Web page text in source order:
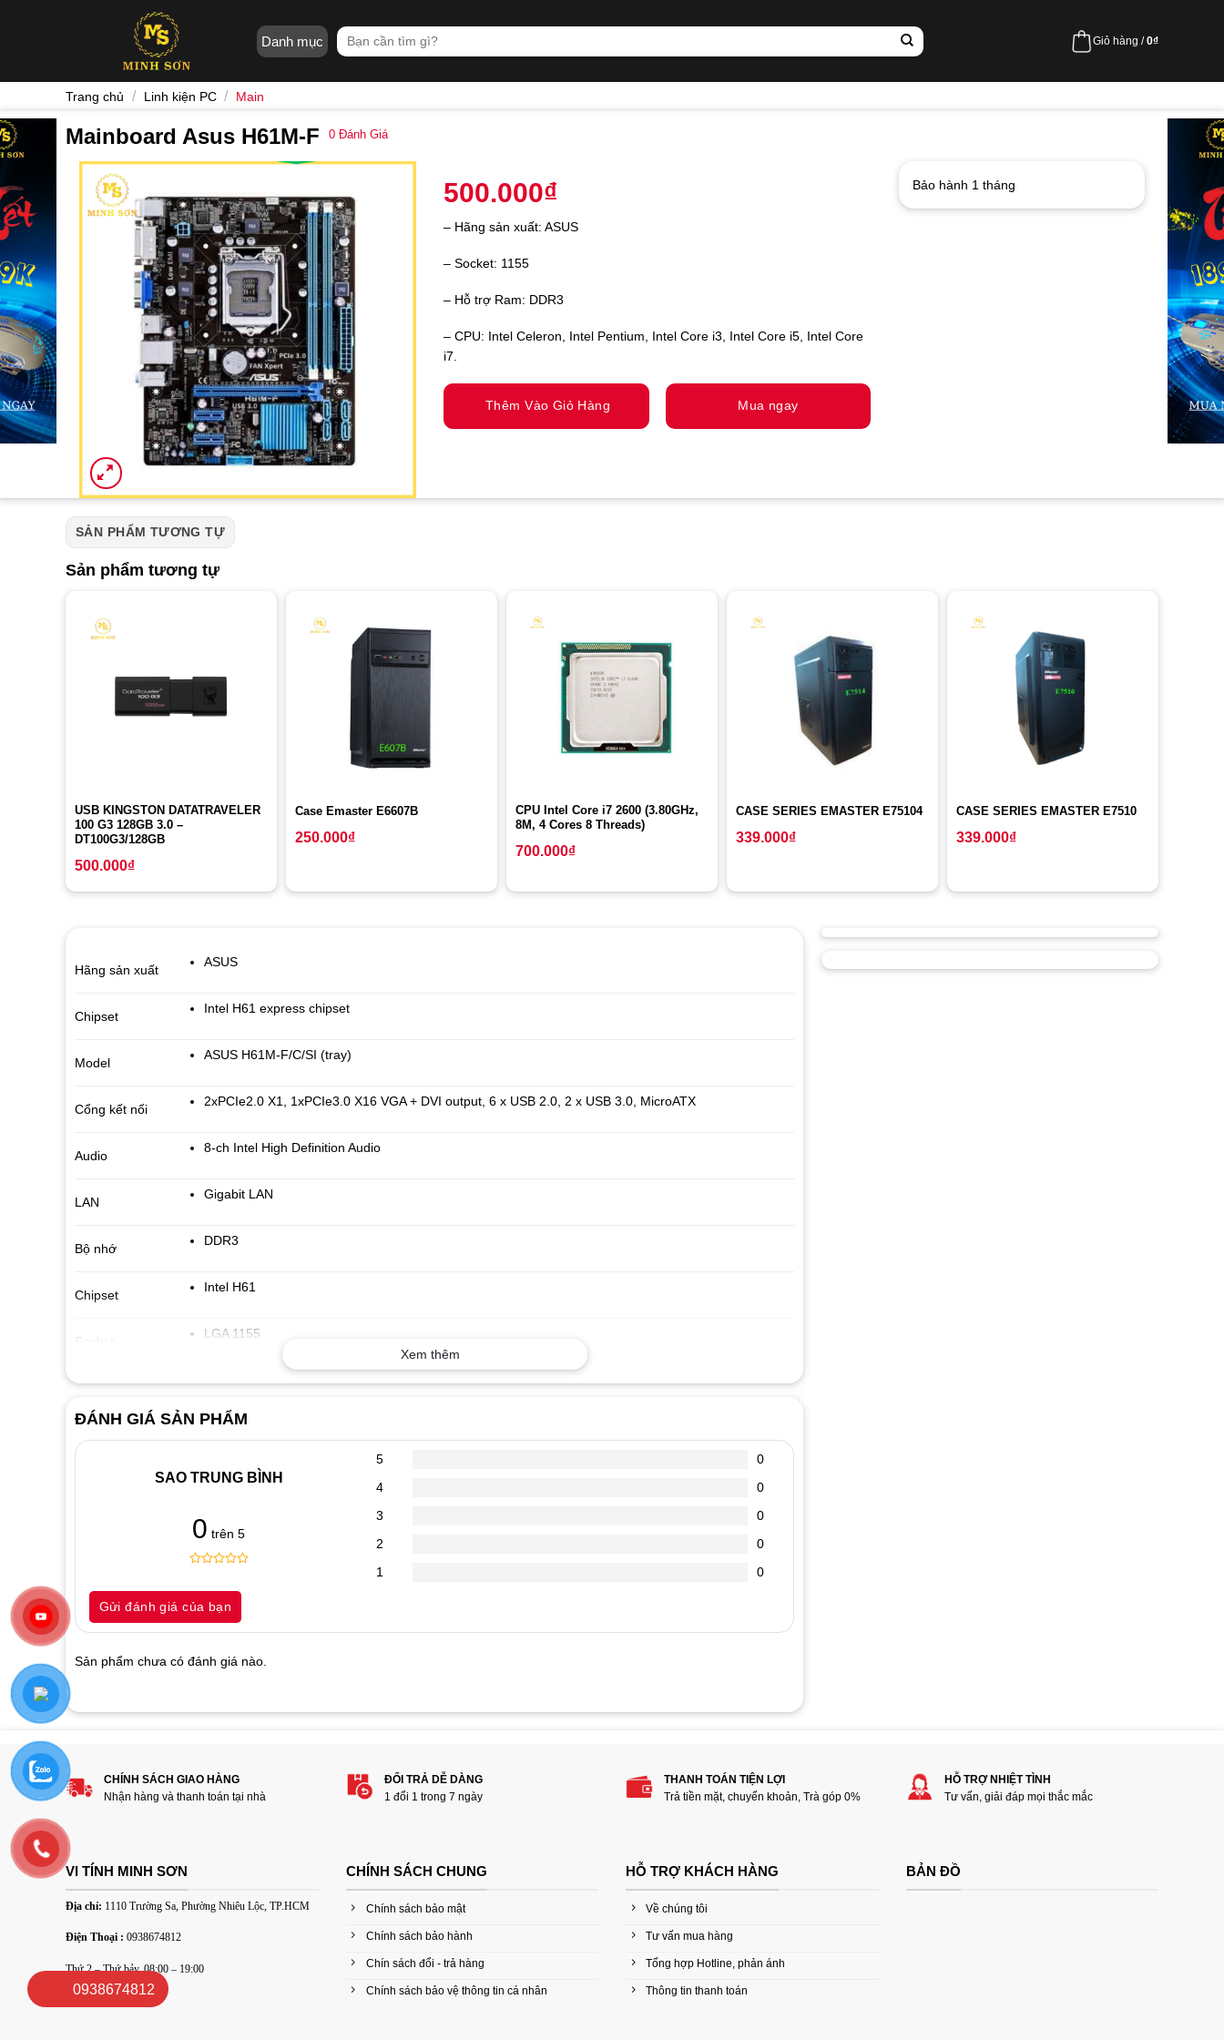
Danh mục
Tìm
kiếm:
Giỏ hàng /0₫
Trang chủ / Linh kiện PC / Main
Mainboard Asus H61M-F 0 Đánh Giá
500.000₫
– Hãng sản xuất: ASUS
– Socket: 1155
– Hỗ trợ Ram: DDR3
– CPU: Intel Celeron, Intel Pentium, Intel Core i3, Intel Core i5, Intel Core
i7.
Thêm Vào Giỏ Hàng Mua ngay
Bảo hành 1 tháng
SẢN PHẨM TƯƠNG TỰ
Sản phẩm tương tự
USB KINGSTON DATATRAVELER
100 G3 128GB 3.0 –
DT100G3/128GB
500.000₫
Case Emaster E6607B
250.000₫
CPU Intel Core i7 2600 (3.80GHz,
8M, 4 Cores 8 Threads)
700.000₫
CASE SERIES EMASTER E75104
339.000₫
CASE SERIES EMASTER E7510
339.000₫
Hãng sản xuất
ASUS
Chipset
Intel H61 express chipset
Model
ASUS H61M-F/C/SI (tray)
Cổng kết nối
2xPCIe2.0 X1, 1xPCIe3.0 X16 VGA + DVI output, 6 x USB 2.0, 2 x USB 3.0, MicroATX
Audio
8-ch Intel High Definition Audio
LAN
Gigabit LAN
Bộ nhớ
DDR3
Chipset
Intel H61
Socket
LGA 1155
FSB
1600 MHz
Xem thêm
ĐÁNH GIÁ SẢN PHẨM
SAO TRUNG BÌNH
0 trên 5
out
of
based
customer
ratings
5
0
4
0
3
0
2
0
1
0
Gửi đánh giá của bạn
Sản phẩm chưa có đánh giá nào.
Hãy là người đánh giá đầu tiên cho sản phẩm “Mainboard Asus H61M-F”
Đánh giá của bạn
CHÍNH SÁCH GIAO HÀNG
Nhận hàng và thanh toán tại nhà
ĐỔI TRẢ DỄ DÀNG
1 đổi 1 trong 7 ngày
THANH TOÁN TIỆN LỢI
Trả tiền mặt, chuyển khoản, Trà góp 0%
HỖ TRỢ NHIỆT TÌNH
Tư vấn, giải đáp mọi thắc mắc
VI TÍNH MINH SƠN
Địa chỉ: 1110 Trường Sa, Phường Nhiêu Lộc, TP.HCM
Điện Thoại : 0938674812
Thứ 2 – Thứ bảy, 08:00 – 19:00
CHÍNH SÁCH CHUNG
Chính sách bảo mật
Chính sách bảo hành
Chín sách đổi - trả hàng
Chính sách bảo vệ thông tin cá nhân
HỖ TRỢ KHÁCH HÀNG
Về chúng tôi
Tư vấn mua hàng
Tổng hợp Hotline, phản ánh
Thông tin thanh toán
BẢN ĐỒ
0938674812